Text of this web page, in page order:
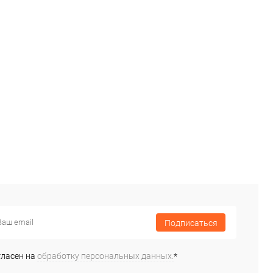
Подписаться
на обработку персональных данных. *